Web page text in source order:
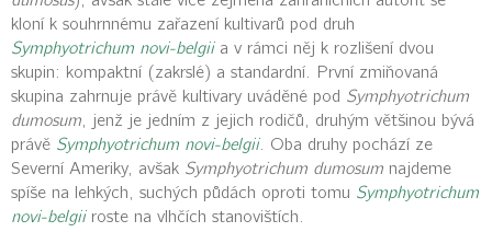
kloní k souhrnnému zařazení kultivarů pod druh
Symphyotrichum novi-belgiia v rámci něj k rozlišení dvou
skupin: kompaktní (zakrslé) a standardní. První zmiňovaná
skupina zahrnuje právě kultivary uváděné pod Symphyotrichum
dumosum, jenž je jedním z jejich rodičů, druhým většinou bývá
právě Symphyotrichum novi-belgii. Oba druhy pochází ze
Severní Ameriky, avšak Symphyotrichum dumosum najdeme
spíše na lehkých, suchých půdách oproti tomu Symphyotrichum
novi-belgiiroste na vlhčích stanovištích.